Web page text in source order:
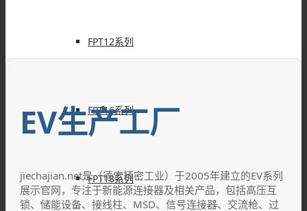
FPT12系列
FPT16系列
FPT18系列
EV生产工厂
jiechajian.net是（德索精密工业）于2005年建立的EV系列
展示官网，专注于新能源连接器及相关产品，包括高压互
锁、储能设备、接线柱、MSD、信号连接器、交流枪、过